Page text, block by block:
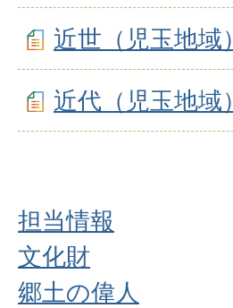
近世（児玉地域）
近代（児玉地域）
担当情報
文化財
郷土の偉人